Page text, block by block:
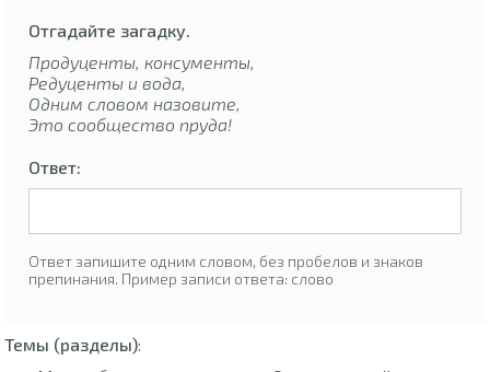
Отгадайте загадку.
Продуценты, консументы,
Редуценты и вода,
Одним словом назовите,
Это сообщество пруда!
Ответ:
Ответ запишите одним словом, без пробелов и знаков
препинания. Пример записи ответа: слово
Темы (разделы):